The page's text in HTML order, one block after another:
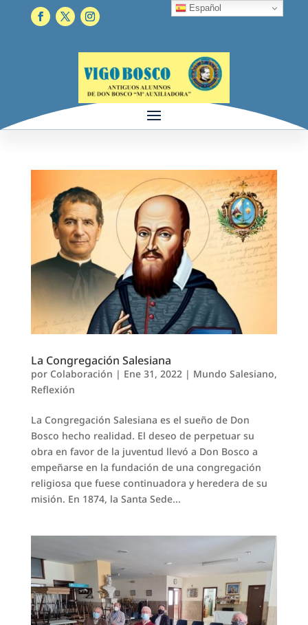
La Congregación Salesiana
por Colaboración | Ene 31, 2022 | Mundo Salesiano,
Reflexión
La Congregación Salesiana es el sueño de Don
Bosco hecho realidad. El deseo de perpetuar su
obra en favor de la juventud llevó a Don Bosco a
empeñarse en la fundación de una congregación
religiosa que fuese continuadora y heredera de su
misión. En 1874, la Santa Sede...
Español